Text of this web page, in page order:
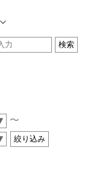
DELUCA
〜